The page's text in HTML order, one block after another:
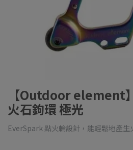
【Outdoor element
火石鉤環 極光
EverSpark 點火輪設計，能輕鬆地產生